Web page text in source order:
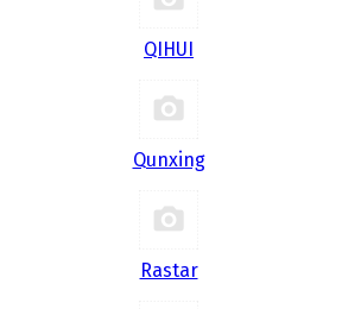
QIHUI
Qunxing
Rastar